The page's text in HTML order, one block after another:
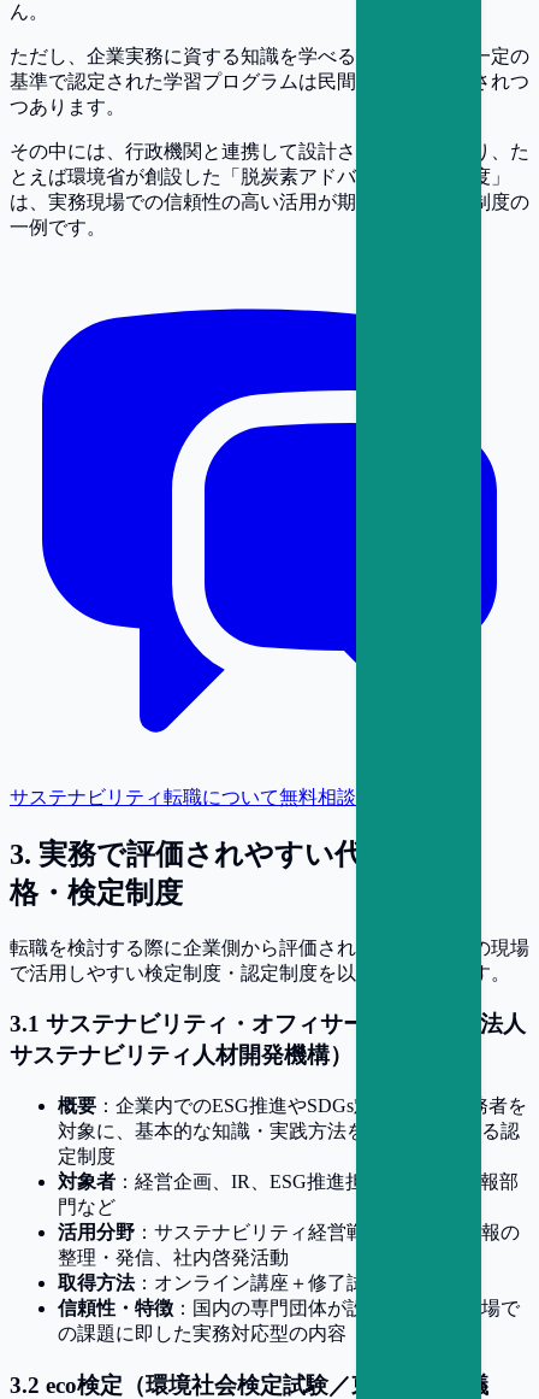
ん。
ただし、企業実務に資する知識を学べる検定制度や、一定の
基準で認定された学習プログラムは民間を中心に整備されつ
つあります。
その中には、行政機関と連携して設計されたものもあり、た
とえば環境省が創設した「脱炭素アドバイザー認定制度」
は、実務現場での信頼性の高い活用が期待されている制度の
一例です。
サステナビリティ転職について無料相談
3. 実務で評価されやすい代表的な資
格・検定制度
転職を検討する際に企業側から評価されやすく、実務の現場
で活用しやすい検定制度・認定制度を以下に紹介します。
3.1 サステナビリティ・オフィサー（一般社団法人
サステナビリティ人材開発機構）
概要 ：企業内でのESG推進やSDGs対応を担う実務者を
対象に、基本的な知識・実践方法を体系的に学べる認
定制度
対象者 ：経営企画、IR、ESG推進担当、人事・広報部
門など
活用分野 ：サステナビリティ経営戦略、非財務情報の
整理・発信、社内啓発活動
取得方法：オンライン講座＋修了試験
信頼性・特徴 ：国内の専門団体が設計。企業の現場で
の課題に即した実務対応型の内容
3.2 eco検定（環境社会検定試験／東京商工会議